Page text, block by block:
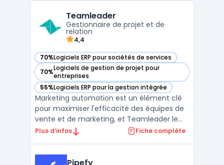
temps en temps réel, la possibilité de créer
...
Teamleader
Gestionnaire de projet et de
relation
4,4
70%Logiciels ERP pour sociétés de services
— voir Teamleader dans cette catégorie
70%Logiciels de gestion de projet pour
entreprises
— voir Teamleader dans cette catégorie
55%Logiciels ERP pour la gestion intégrée
— voir Teamleader dans cette catégorie
Marketing automation est un élément clé
pour maximiser l'efficacité des équipes de
vente et de marketing, et Teamleader le
facilite grandement. Avec cet outil en ligne,
gérer vos projets, automatiser vos tâches
Plus d’infos Fiche complète